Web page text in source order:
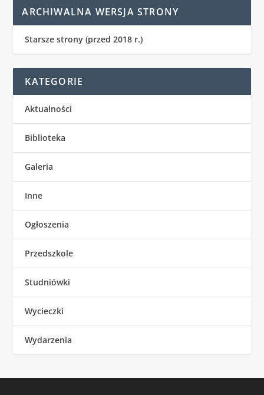
ARCHIWALNA WERSJA STRONY
Starsze strony (przed 2018 r.)
KATEGORIE
Aktualności
Biblioteka
Galeria
Inne
Ogłoszenia
Przedszkole
Studniówki
Wycieczki
Wydarzenia